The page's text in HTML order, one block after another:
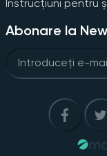
Instrucțiuni pentru
Abonare la